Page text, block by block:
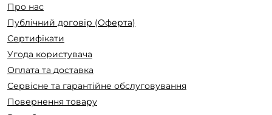
Про нас
Публічний договір (Оферта)
Сертифікати
Угода користувача
Оплата та доставка
Сервісне та гарантійне обслуговування
Повернення товару